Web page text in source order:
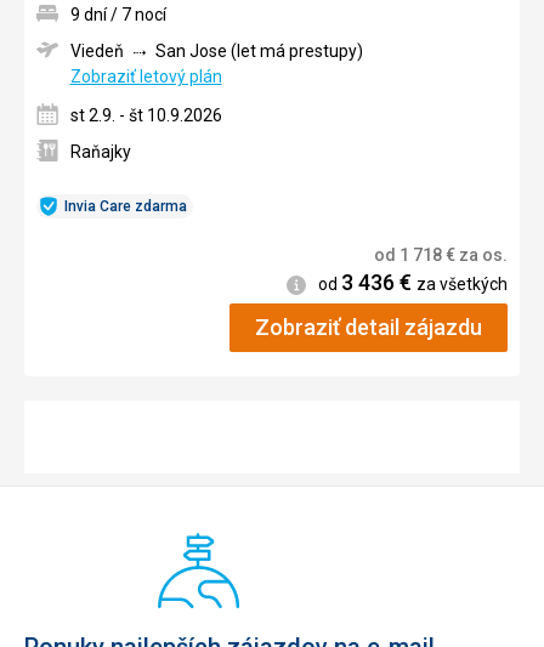
Invia Care zdarma
9 dní / 7 nocí
Viedeň
San Jose (let má prestupy)
Zobraziť letový plán
st 2.9. - št 10.9.2026
Raňajky
od 1 718€ za os.
Informácie
od 3 436€ za všetkých
Zobraziť detail zájazdu